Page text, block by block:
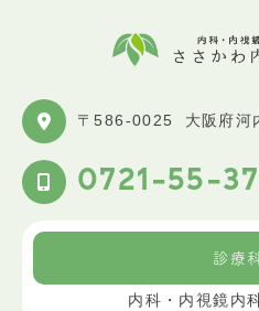
〒586-0025 大阪府河
0721-55-
診療
内科・内視鏡内